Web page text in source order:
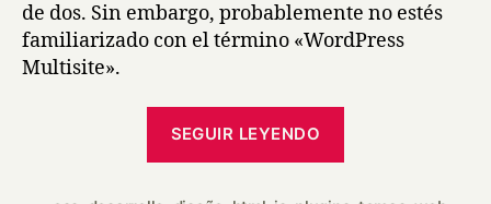
de dos. Sin embargo, probablemente no estés
familiarizado con el término «WordPress
Multisite».
SEGUIR LEYENDO